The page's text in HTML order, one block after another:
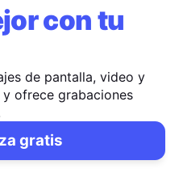
con tu
de pantalla, video y
ofrece grabaciones
gratis